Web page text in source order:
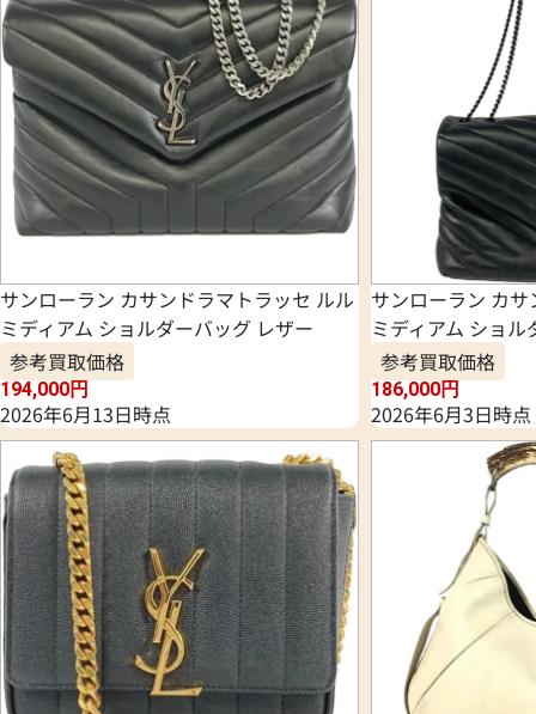
サンローラン カサンドラマトラッセ ルル
ミディアム ショルダーバッグ レザー
参考買取価格
194,000円
2026年6月13日時点
サンローラン カ
ミディアム ショ
参考買取価格
186,000円
2026年6月3日時点